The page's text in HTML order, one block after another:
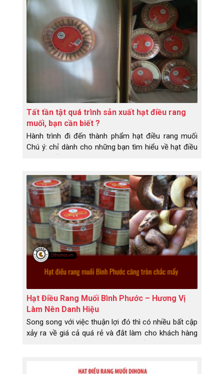
thể như sau:
Tất tần tật quá trình sản xuất hạt điều rang
muối, bạn cần biết ?
Hành trình đi đến thành phẩm hạt điều rang muối
Chú ý: chỉ dành cho những bạn tìm hiểu về hạt điều
Hạt Điều Rang Muối Bình Phước – Hương Vị
Làm Nên Danh Hiệu
Song song với việc thuận lợi đó thì có nhiều bất cập
xảy ra về giá cả quá rẻ và đắt làm cho khách hàng
thân, bạn bè thì sao – họ lỡ nhận phải hàng dỡ, họ